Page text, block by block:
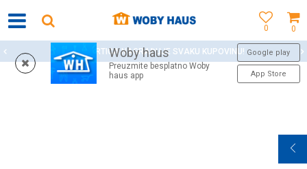
0
0
Woby haus
Preuzmite besplatno Woby
haus app
Google play
App Store
WOBY KARTICA NAGRAĐUJE SVAKU KUPOVINU!